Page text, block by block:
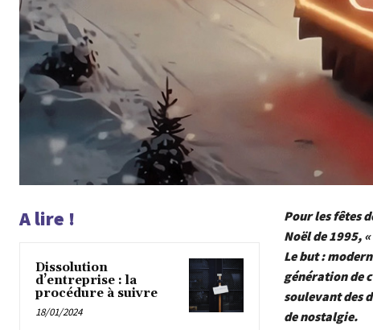
A lire !
Dissolution
d’entreprise : la
procédure à suivre
18/01/2024
Pour les fêtes
Noël de 1995,
Le but :
génération de
soulevant des
de nostalgie.